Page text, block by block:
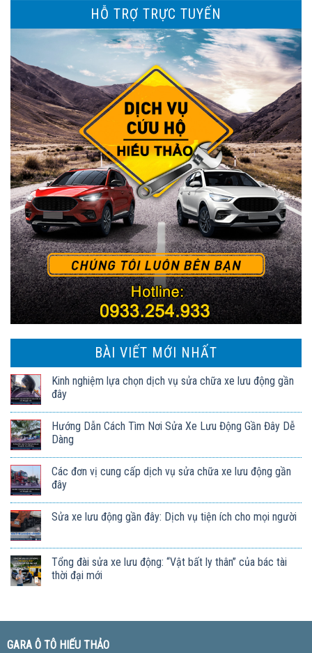
HỖ TRỢ TRỰC TUYẾN
BÀI VIẾT MỚI NHẤT
Kinh nghiệm lựa chọn dịch vụ sửa chữa xe lưu động gần
đây
Hướng Dẫn Cách Tìm Nơi Sửa Xe Lưu Động Gần Đây Dễ
Dàng
Các đơn vị cung cấp dịch vụ sửa chữa xe lưu động gần
đây
Sửa xe lưu động gần đây: Dịch vụ tiện ích cho mọi người
Tổng đài sửa xe lưu động: “Vật bất ly thân” của bác tài
thời đại mới
GARA Ô TÔ HIẾU THẢO